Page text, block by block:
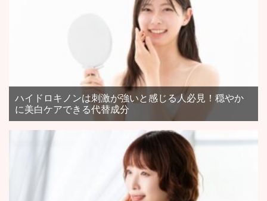
ハイドロキノンは刺激が強いと感じる人必見！穏やか
に美白ケアできる代替成分